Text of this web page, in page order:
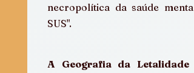
necropolítica da saúde
SUS".
A Geografia da Letalidade